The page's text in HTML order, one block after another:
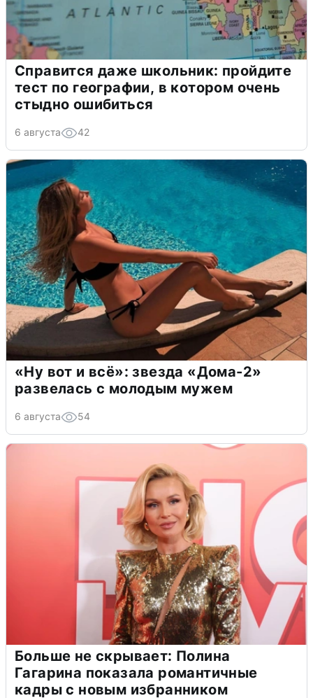
Справится даже школьник: пройдите
тест по географии, в котором очень
стыдно ошибиться
6 августа 42
«Ну вот и всё»: звезда «Дома-2»
развелась с молодым мужем
6 августа 54
Больше не скрывает: Полина
Гагарина показала романтичные
кадры с новым избранником